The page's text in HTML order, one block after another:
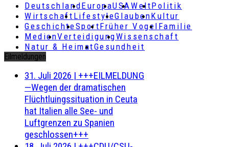
DeutschlandEuropaUSAWeltPolitik
Wirtschaft LifestyleGlaubenKultur
GeschichteSportFrüher Vogel Familie
MedienVerteidigungWissenschaft
Natur & HeimatGesundheit
Eilmeldungen
31. Juli 2026 | +++EILMELDUNG
—Wegen der dramatischen
Flüchtluingssituation in Ceuta
hat Italien alle See- und
Luftgrenzen zu Spanien
geschlossen+++